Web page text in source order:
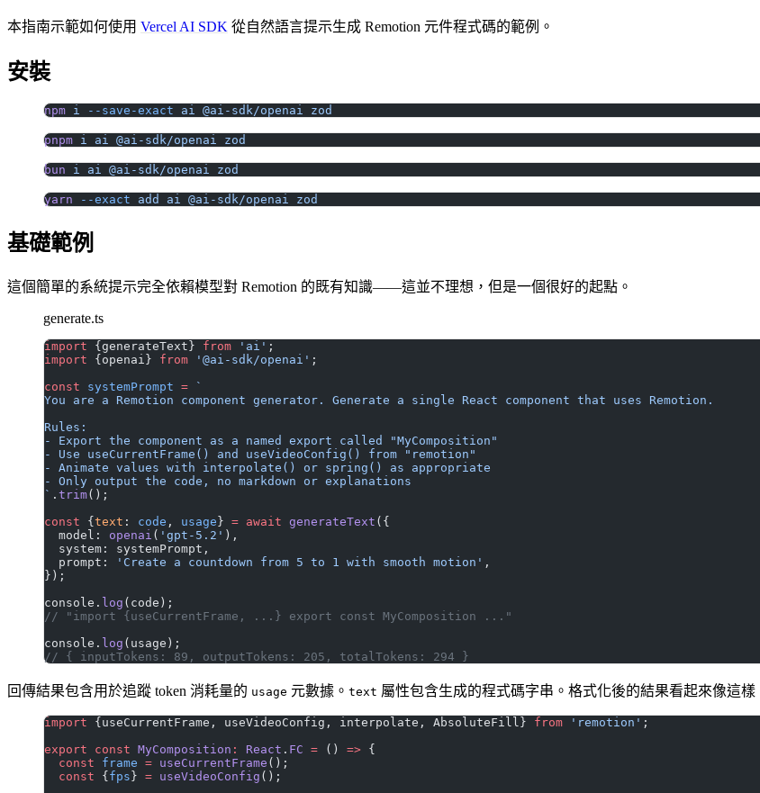
本指南示範如何使用 Vercel AI SDK 從自然語言提示生成 Remotion 元件程式碼的範例。
安裝
npm i --save-exact ai @ai-sdk/openai zod
pnpm i ai @ai-sdk/openai zod
bun i ai @ai-sdk/openai zod
yarn --exact add ai @ai-sdk/openai zod
基礎範例
這個簡單的系統提示完全依賴模型對 Remotion 的既有知識——這並不理想，但是一個很好的起點。
generate.ts
import {generateText} from 'ai' ;
import {openai} from '@ai-sdk/openai' ;
const systemPrompt = `
You are a Remotion component generator. Generate a single React component that uses Remotion.
Rules:
- Export the component as a named export called "MyComposition"
- Use useCurrentFrame() and useVideoConfig() from "remotion"
- Animate values with interpolate() or spring() as appropriate
- Only output the code, no markdown or explanations
` . trim();
const { text : code , usage } = await generateText ({
  model:
openai ( 'gpt-5.2' ),
  system: systemPrompt,
  prompt:
'Create a countdown from 5 to 1 with smooth motion' ,
});
console. log (code);
// "import {useCurrentFrame, ...} export const MyComposition ..."
console. log (usage);
// { inputTokens: 89, outputTokens: 205, totalTokens: 294 }
回傳結果包含用於追蹤 token 消耗量的 usage 元數據。 text 屬性包含生成的程式碼字串。格式化後的結果看起來像這樣
import {useCurrentFrame, useVideoConfig, interpolate, AbsoluteFill} from 'remotion' ;
export const MyComposition : React . FC = () => {
  const
frame = useCurrentFrame ();
  const
{ fps } = useVideoConfig ();